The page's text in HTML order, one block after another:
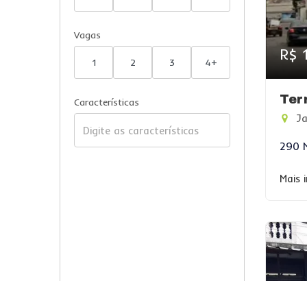
Vagas
1 2 3 4+
Características
R$
290
Mais